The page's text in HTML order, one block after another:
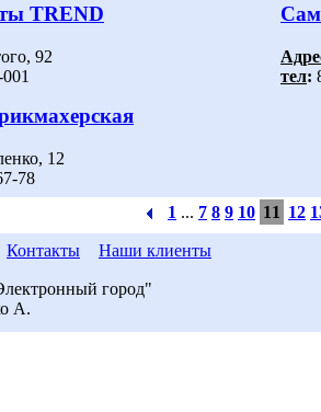
TREND
92
тел:
12
78
1 ... 7 8 9 10 11 12
Контакты Наши клиенты
город"
А.